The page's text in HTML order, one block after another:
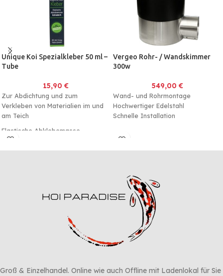
Protein-/Energie-Verhältnis zu
fördern, dies sorgt neben einem
optimalen Wachstum auch für
eine optimale Muskelbildung
Unique Koi Spezialkleber 50 ml –
Tube
15,90 €
Zur Abdichtung und zum
Verkleben von Materialien im und
am Teich
Elastische Abklebemasse
Vergeo Rohr- / Wandskimmer
300w
549,00 €
Wand- und Rohrmontage
Hochwertiger Edelstahl
Schnelle Installation
Datenblatt Skim300w
Groß & Einzelhandel. Online wie auch Offline mit Ladenlokal für Sie